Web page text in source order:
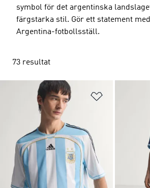
symbol för det argentinska
färgstarka stil. Gör ett statement
Argentina-fotbollsställ.
73 resultat
Lägg till på